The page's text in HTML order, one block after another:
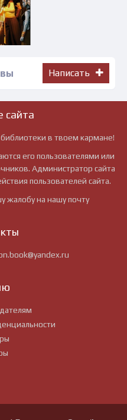
Написать
сайта
в твоем кармане!
его пользователями или
Администратор сайта
пользователей сайта.
жалобу на нашу почту